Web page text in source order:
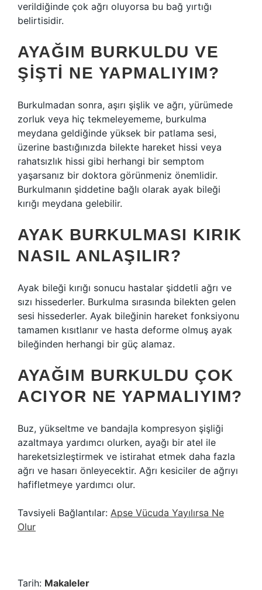
verildiğinde çok ağrı oluyorsa bu bağ yırtığı
belirtisidir.
AYAĞIM BURKULDU VE
ŞIŞTI NE YAPMALIYIM?
Burkulmadan sonra, aşırı şişlik ve ağrı, yürümede
zorluk veya hiç tekmeleyememe, burkulma
meydana geldiğinde yüksek bir patlama sesi,
üzerine bastığınızda bilekte hareket hissi veya
rahatsızlık hissi gibi herhangi bir semptom
yaşarsanız bir doktora görünmeniz önemlidir.
Burkulmanın şiddetine bağlı olarak ayak bileği
kırığı meydana gelebilir.
AYAK BURKULMASI KIRIK
NASIL ANLAŞILIR?
Ayak bileği kırığı sonucu hastalar şiddetli ağrı ve
sızı hissederler. Burkulma sırasında bilekten gelen
sesi hissederler. Ayak bileğinin hareket fonksiyonu
tamamen kısıtlanır ve hasta deforme olmuş ayak
bileğinden herhangi bir güç alamaz.
AYAĞIM BURKULDU ÇOK
ACIYOR NE YAPMALIYIM?
Buz, yükseltme ve bandajla kompresyon şişliği
azaltmaya yardımcı olurken, ayağı bir atel ile
hareketsizleştirmek ve istirahat etmek daha fazla
ağrı ve hasarı önleyecektir. Ağrı kesiciler de ağrıyı
hafifletmeye yardımcı olur.
Tavsiyeli Bağlantılar: Apse Vücuda Yayılırsa Ne
Olur
Tarih: Makaleler